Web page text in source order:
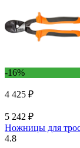
-16%
4 425 ₽
5 242 ₽
Ножницы для
4.8